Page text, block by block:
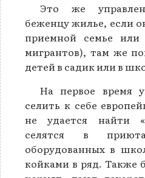
Это же
беженцу жилье, если
приемной семье
мигрантов), там же
детей в садик или в
На первое время
селить к себе
не удается найти
селятся в
оборудованных в
койками в ряд. Также